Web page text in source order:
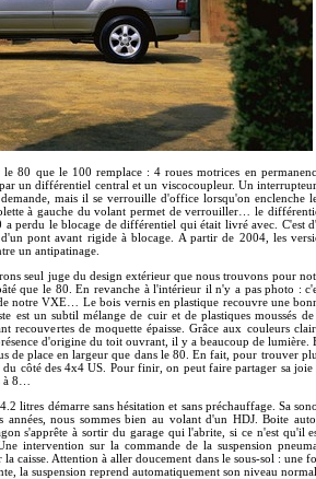
80 que le 100 remplace : 4 roues motrices en
un différentiel central et un viscocoupleur. Un
mais il se verrouille d'office lorsqu'on enclenche
à gauche du volant permet de verrouiller… le
perdu le blocage de différentiel qui était livré avec. C'est
pont avant rigide à blocage. A partir de 2004, les
un antipatinage.
seul juge du design extérieur que nous trouvons pour
que le 80. En revanche à l'intérieur il n'y a pas photo :
notre VXE… Le bois vernis en plastique recouvre une
est un subtil mélange de cuir et de plastiques moussés
recouvertes de moquette épaisse. Grâce aux couleurs
d'origine du toit ouvrant, il y a beaucoup de lumière.
de place en largeur que dans le 80. En fait, pour trouver
côté des 4x4 US. Pour finir, on peut faire partager sa joie
à 8…
litres démarre sans hésitation et sans préchauffage. Sa
années, nous sommes bien au volant d'un HDJ. Boite
s'apprête à sortir du garage qui l'abrite, si ce n'est qu'il
intervention sur la commande de la suspension
la caisse. Attention à aller doucement dans le sous-sol : une
la suspension reprend automatiquement son niveau normal.